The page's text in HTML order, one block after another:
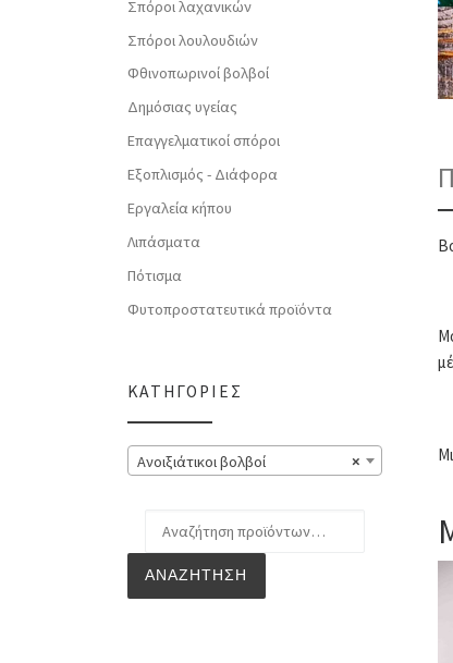
Σπόροι λαχανικών
Σπόροι λουλουδιών
Φθινοπωρινοί βολβοί
Δημόσιας υγείας
Επαγγελματικοί σπόροι
Εξοπλισμός - Διάφορα
Εργαλεία κήπου
Λιπάσματα
Πότισμα
Φυτοπροστατευτικά προϊόντα
ΚΑΤΗΓΟΡΊΕΣ
×
Ανοιξιάτικοι βολβοί
ΑΝΑΖΉΤΗΣΗ